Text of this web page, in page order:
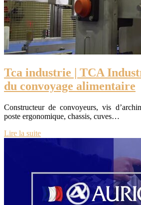
Tca industrie | TCA
du convoyage alimentaire
Constructeur de convoyeurs, vis
poste ergonomique, chassis, cuves…
Lire la suite